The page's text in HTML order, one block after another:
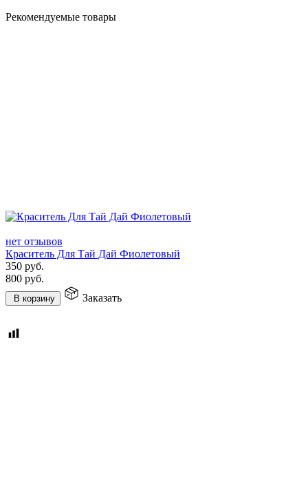
Рекомендуемые товары
нет отзывов
Краситель Для Тай Дай Фиолетовый
350 руб.
800 руб.
В корзину Заказать